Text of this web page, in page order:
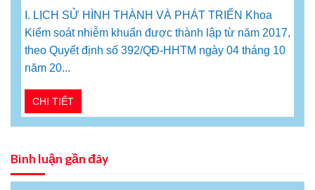
I. LỊCH SỬ HÌNH THÀNH VÀ PHÁT TRIỂN Khoa
Kiểm soát nhiễm khuẩn được thành lập từ năm 2017,
theo Quyết định số 392/QĐ-HHTM ngày 04 tháng 10
năm 20...
CHI TIẾT
Bình luận gần đây